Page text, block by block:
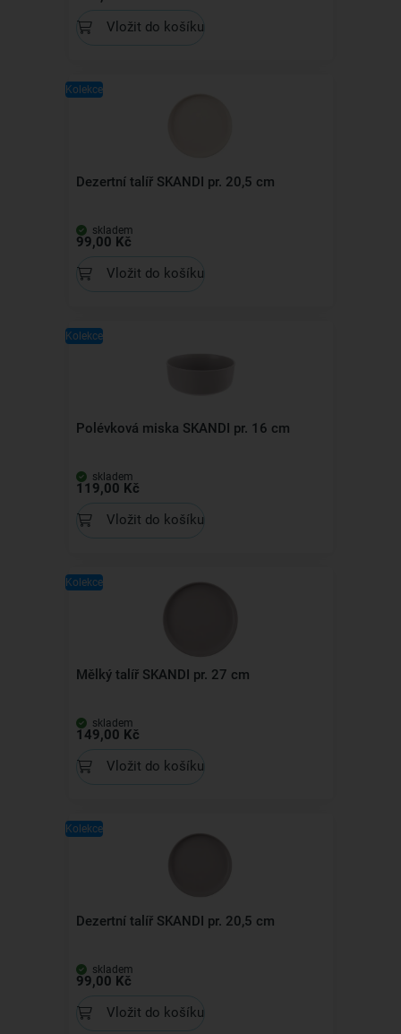
Vložit do košíku
Kolekce
Dezertní talíř SKANDI pr. 20,5 cm
skladem
99,00 Kč
Vložit do košíku
Kolekce
Polévková miska SKANDI pr. 16 cm
skladem
119,00 Kč
Vložit do košíku
Kolekce
Mělký talíř SKANDI pr. 27 cm
skladem
149,00 Kč
Vložit do košíku
Kolekce
Dezertní talíř SKANDI pr. 20,5 cm
skladem
99,00 Kč
Vložit do košíku